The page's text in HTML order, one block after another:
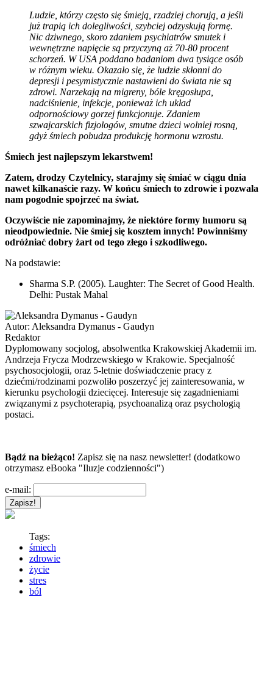
Ludzie, którzy często się śmieją, rzadziej chorują, a jeśli
już trapią ich dolegliwości, szybciej odzyskują formę.
Nic dziwnego, skoro zdaniem psychiatrów smutek i
wewnętrzne napięcie są przyczyną aż 70-80 procent
schorzeń. W USA poddano badaniom dwa tysiące osób
w różnym wieku. Okazało się, że ludzie skłonni do
depresji i pesymistycznie nastawieni do świata nie są
zdrowi. Narzekają na migreny, bóle kręgosłupa,
nadciśnienie, infekcje, ponieważ ich układ
odpornościowy gorzej funkcjonuje. Zdaniem
szwajcarskich fizjologów, smutne dzieci wolniej rosną,
gdyż śmiech pobudza produkcję hormonu wzrostu.
Śmiech jest najlepszym lekarstwem!
Zatem, drodzy Czytelnicy, starajmy się śmiać w ciągu dnia
nawet kilkanaście razy. W końcu śmiech to zdrowie i pozwala
nam pogodnie spojrzeć na świat.
Oczywiście nie zapominajmy, że niektóre formy humoru są
nieodpowiednie. Nie śmiej się kosztem innych! Powinniśmy
odróżniać dobry żart od tego złego i szkodliwego.
Na podstawie:
Sharma S.P. (2005). Laughter: The Secret of Good Health.
Delhi: Pustak Mahal
Autor: Aleksandra Dymanus - Gaudyn
Redaktor
Dyplomowany socjolog, absolwentka Krakowskiej Akademii im.
Andrzeja Frycza Modrzewskiego w Krakowie. Specjalność
psychosocjologii, oraz 5-letnie doświadczenie pracy z
dziećmi/rodzinami pozwoliło poszerzyć jej zainteresowania, w
kierunku psychologii dziecięcej. Interesuje się zagadnieniami
związanymi z psychoterapią, psychoanalizą oraz psychologią
postaci.
Bądź na bieżąco! Zapisz się na nasz newsletter! (dodatkowo
otrzymasz eBooka "Iluzje codzienności")
e-mail:
Tags:
śmiech
zdrowie
życie
stres
ból